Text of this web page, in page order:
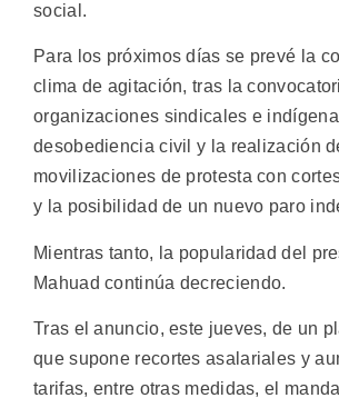
social.
Para los próximos días se prevé la
clima de agitación, tras la
organizaciones sindicales e
desobediencia civil y la realización
movilizaciones de protesta con
y la posibilidad de un nuevo paro
Mientras tanto, la popularidad del
Mahuad continúa decreciendo.
Tras el anuncio, este jueves, de un
que supone recortes asalariales y
tarifas, entre otras medidas, el